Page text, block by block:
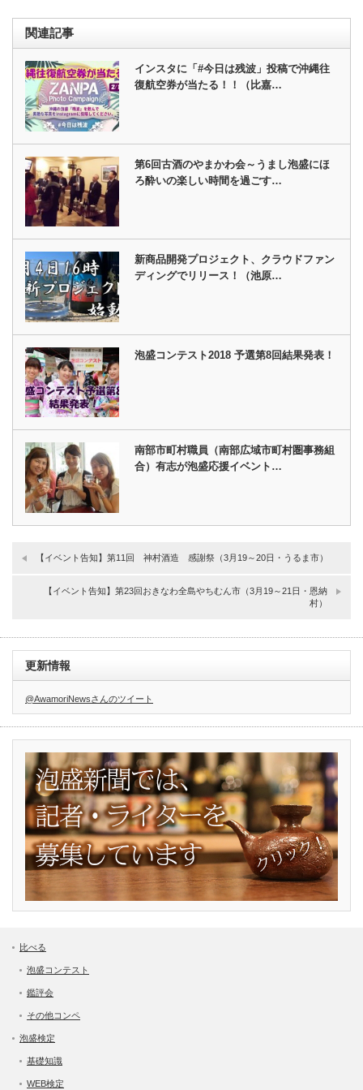
関連記事
インスタに「#今日は残波」投稿で沖縄往
復航空券が当たる！！（比嘉…
第6回古酒のやまかわ会～うまし泡盛にほ
ろ酔いの楽しい時間を過ごす…
新商品開発プロジェクト、クラウドファン
ディングでリリース！（池原…
泡盛コンテスト2018 予選第8回結果発表！
南部市町村職員（南部広域市町村圏事務組
合）有志が泡盛応援イベント…
【イベント告知】第11回 神村酒造 感謝祭（3月19～20日・うるま市）
【イベント告知】第23回おきなわ全島やちむん市（3月19～21日・恩納
村）
更新情報
@AwamoriNewsさんのツイート
比べる
泡盛コンテスト
鑑評会
その他コンペ
泡盛検定
基礎知識
WEB検定